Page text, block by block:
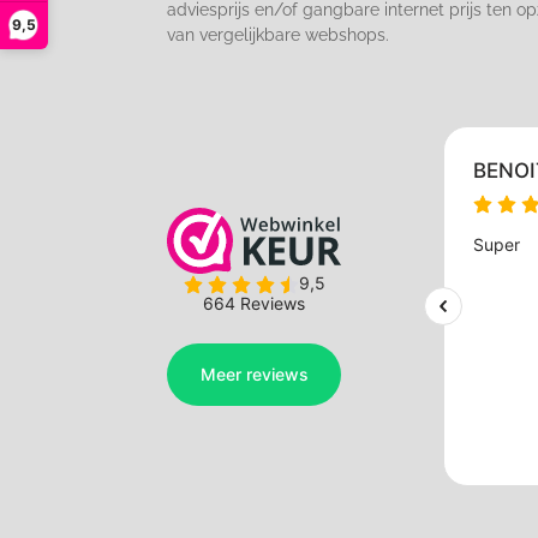
9,5
adviesprijs en/of gangbare internet prijs ten
van vergelijkbare webshops.